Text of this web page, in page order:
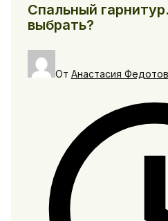
Спальный
выбрать?
От Анастасия